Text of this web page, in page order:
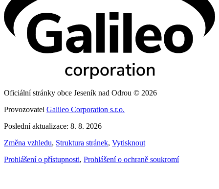
Oficiální stránky obce Jeseník nad Odrou © 2026
Provozovatel Galileo Corporation s.r.o.
Poslední aktualizace: 8. 8. 2026
Změna vzhledu, Struktura stránek, Vytisknout
Prohlášení o přístupnosti, Prohlášení o ochraně soukromí